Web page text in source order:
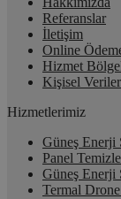
Referanslar
İletişim
Online
Hizmet
Kişisel
Hizmetlerimiz
Güneş Enerji
Panel
Güneş Enerji
Termal